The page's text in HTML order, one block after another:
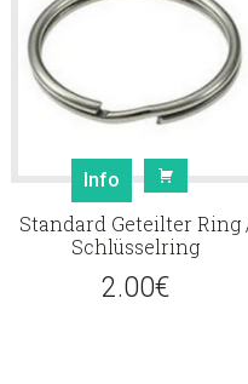
Info
Standard Geteilter Ring
Schlüsselring
2.00€